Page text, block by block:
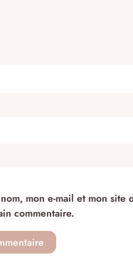
mon e-mail et mon site
commentaire.